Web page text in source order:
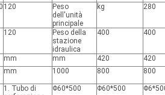
120
Peso
dell'unità
principale
kg 280
120
Peso della
stazione
idraulica
400 400
mm mm 420
420
mm 1000 800 800
1. Tubo di
Φ60*500 Φ60*500